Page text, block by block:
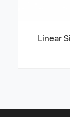
Linear